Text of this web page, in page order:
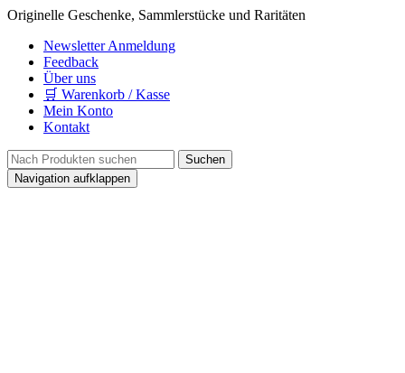
Originelle Geschenke, Sammlerstücke und Raritäten
Newsletter Anmeldung
Feedback
Über uns
🛒 Warenkorb / Kasse
Mein Konto
Kontakt
Navigation aufklappen